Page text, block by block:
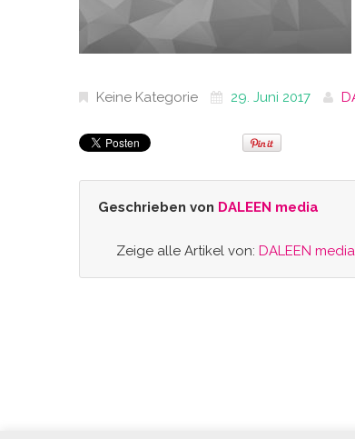
Keine Kategorie 29. Juni 2017
Geschrieben von DALEEN media
Zeige alle Artikel von: DALEEN media